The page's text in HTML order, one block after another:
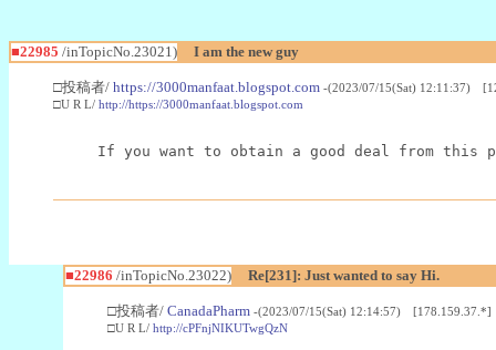
■22985 /inTopicNo.23021) I am the new guy
□投稿者/ https://3000manfaat.blogspot.com -(2023/07/15(Sat) 12:11:37)
□U R L/ http://https://3000manfaat.blogspot.com
If you want to obtain a good deal from this
■22986 /inTopicNo.23022) Re[231]: Just wanted to say Hi.
□投稿者/ CanadaPharm -(2023/07/15(Sat) 12:14:57) [178.159.37.*]
□U R L/ http://cPFnjNIKUTwgQzN